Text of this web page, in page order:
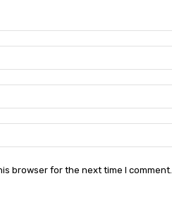
browser for the next time I comment.